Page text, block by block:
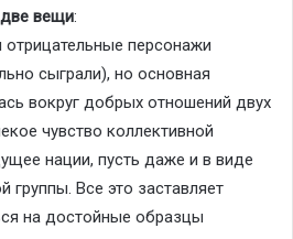
две вещи:
персонажи
сыграли), но основная
вокруг добрых отношений двух
чувство коллективной
нации, пусть даже и в виде
Все это заставляет
на достойные образцы